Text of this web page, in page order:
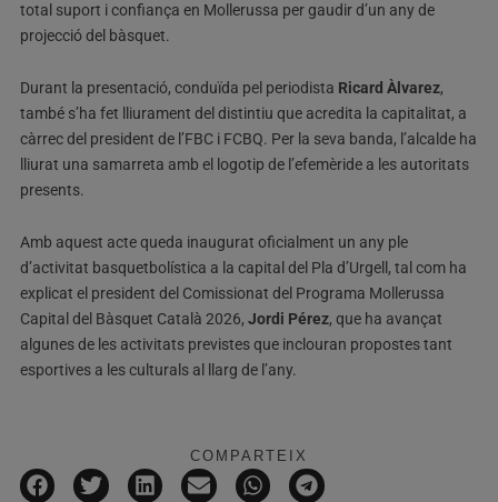
total suport i confiança en Mollerussa per gaudir d’un any de
projecció del bàsquet.
Durant la presentació, conduïda pel periodista Ricard Àlvarez,
també s’ha fet lliurament del distintiu que acredita la capitalitat, a
càrrec del president de l’FBC i FCBQ. Per la seva banda, l’alcalde ha
lliurat una samarreta amb el logotip de l’efemèride a les autoritats
presents.
Amb aquest acte queda inaugurat oficialment un any ple
d’activitat basquetbolística a la capital del Pla d’Urgell, tal com ha
explicat el president del Comissionat del Programa Mollerussa
Capital del Bàsquet Català 2026, Jordi Pérez, que ha avançat
algunes de les activitats previstes que inclouran propostes tant
esportives a les culturals al llarg de l’any.
COMPARTEIX